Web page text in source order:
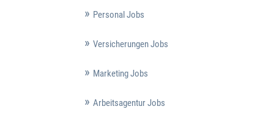
Personal Jobs
Versicherungen Jobs
Marketing Jobs
Arbeitsagentur Jobs